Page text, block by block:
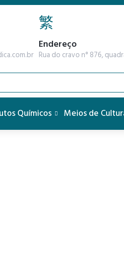
Endereço
Rua do cravo n° 876,
Químicos Meios de